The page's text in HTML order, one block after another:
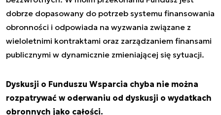
dobrze dopasowany do potrzeb systemu finansowania
obronności i odpowiada na wyzwania związane z
wieloletnimi kontraktami oraz zarządzaniem finansami
publicznymi w dynamicznie zmieniającej się sytuacji.
Dyskusji o Funduszu Wsparcia chyba nie można
rozpatrywać w oderwaniu od dyskusji o wydatkach
obronnych jako całości.